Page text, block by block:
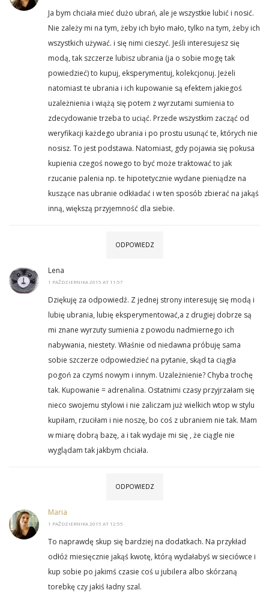
Ja bym chciała mieć dużo ubrań, ale je wszystkie lubić i nosić.
Nie zależy mi na tym, żeby ich było mało, tylko na tym, żeby ich
wszystkich używać. i się nimi cieszyć. Jeśli interesujesz się
modą, tak szczerze lubisz ubrania (ja o sobie mogę tak
powiedzieć) to kupuj, eksperymentuj, kolekcjonuj. Jeżeli
natomiast te ubrania i ich kupowanie są efektem jakiegoś
uzależnienia i wiążą się potem z wyrzutami sumienia to
zdecydowanie trzeba to uciąć. Przede wszystkim zacząć od
weryfikacji każdego ubrania i po prostu usunąć te, których nie
nosisz. To jest podstawa. Natomiast, gdy pojawia się pokusa
kupienia czegoś nowego to być może traktować to jak
rzucanie palenia np. te hipotetycznie wydane pieniądze na
kuszące nas ubranie odkładać i w ten sposób zbierać na jakąś
inną, większą przyjemność dla siebie.
ODPOWIEDZ
Lena
1 PAŹDZIERNIKA 2015 AT 11:57
Dziękuję za odpowiedź. Z jednej strony interesuję się modą i
lubię ubrania, lubię eksperymentować,a z drugiej dobrze są
mi znane wyrzuty sumienia z powodu nadmiernego ich
nabywania, niestety. Właśnie od niedawna próbuję sama
sobie szczerze odpowiedzieć na pytanie, skąd ta ciągła
pogoń za czymś nowym i innym. Uzależnienie? Chyba trochę
tak. Kupowanie = adrenalina. Ostatnimi czasy przyjrzałam się
nieco swojemu stylowi i nie zaliczam już wielkich wtop w stylu
kupiłam, rzuciłam i nie noszę, bo coś z ubraniem nie tak. Mam
w miarę dobrą bazę, a i tak wydaje mi się , że ciągle nie
wyglądam tak jakbym chciała.
ODPOWIEDZ
Maria
1 PAŹDZIERNIKA 2015 AT 12:55
To naprawdę skup się bardziej na dodatkach. Na przykład
odłóż miesięcznie jakąś kwotę, którą wydałabyś w sieciówce i
kup sobie po jakimś czasie coś u jubilera albo skórzaną
torebkę czy jakiś ładny szal.